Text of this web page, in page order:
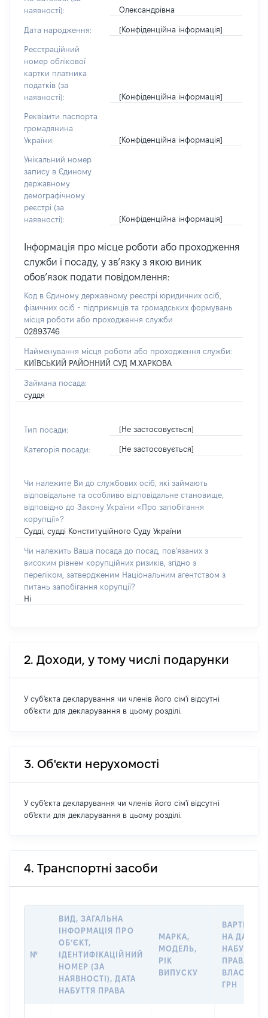
наявності):
Олександрівна
Дата народження: [Конфіденційна інформація]
Реєстраційний
номер облікової
картки платника
податків (за
наявності):
[Конфіденційна інформація]
Реквізити паспорта
громадянина
України:
[Конфіденційна інформація]
Унікальний номер
запису в Єдиному
державному
демографічному
реєстрі (за
наявності):
[Конфіденційна інформація]
Інформація про місце роботи або проходження
служби і посаду, у зв’язку з якою виник
обов’язок подати повідомлення:
Код в Єдиному державному реєстрі юридичних осіб,
фізичних осіб - підприємців та громадських формувань
місця роботи або проходження служби
02893746
Найменування місця роботи або проходження служби:
КИЇВСЬКИЙ РАЙОННИЙ СУД М.ХАРКОВА
Займана посада:
суддя
Тип посади: [Не застосовується]
Категорія посади: [Не застосовується]
Чи належите Ви до службових осіб, які займають
відповідальне та особливо відповідальне становище,
відповідно до Закону України «Про запобігання
корупції»?
Судді, судді Конституційного Суду України
Чи належить Ваша посада до посад, пов'язаних з
високим рівнем корупційних ризиків, згідно з
переліком, затвердженим Національним агентством з
питань запобігання корупції?
Ні
2. Доходи, у тому числі подарунки
У суб'єкта декларування чи членів його сім'ї відсутні
об'єкти для декларування в цьому розділі.
3. Об'єкти нерухомості
У суб'єкта декларування чи членів його сім'ї відсутні
об'єкти для декларування в цьому розділі.
4. Транспортні засоби
№
ВИД, ЗАГАЛЬНА
ІНФОРМАЦІЯ ПРО
ОБ’ЄКТ,
ІДЕНТИФІКАЦІЙНИЙ
НОМЕР (ЗА
НАЯВНОСТІ), ДАТА
НАБУТТЯ ПРАВА
МАРКА,
МОДЕЛЬ,
РІК
ВИПУСКУ
ВАРТІСТЬ
НА ДАТУ
НАБУТТЯ
ПРАВА
ГРН